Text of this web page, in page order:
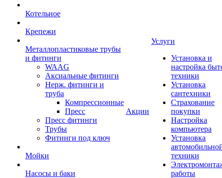
Котельное
Крепежи
Металлопластиковые трубы
и фитинги
WAAG
Аксиальные фитинги
Нерж. фитинги и
труба
Компрессионные
Пресс
Пресс фитинги
Трубы
Фитинги под ключ
Мойки
Насосы и баки
Акции
Услуги
Установка и
настройка
техники
Установка
сантехники
Страхование
покупки
Настройка
компьютера
Установка
техники
работы